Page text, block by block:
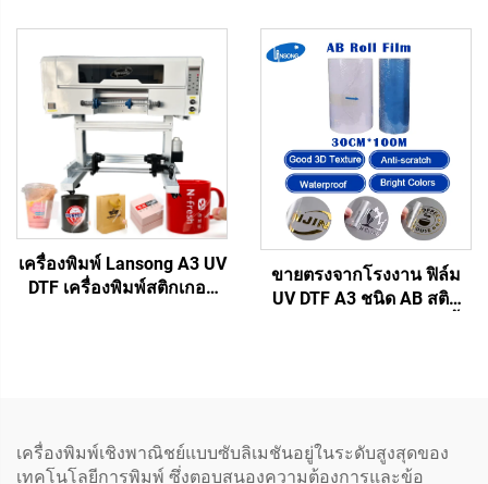
กระดาษลูกฟูก กระดาษ
คราฟท์ ทิชชู ผ้าเช็ดหน้า
ถ้วย แฟน
เต็ม สำหรับเสื้อยืด หมวก
และสิ่งทอทุกชนิด พร้อมเตา
Shaker
เครื่องพิมพ์ Lansong A3 UV
DTF เครื่องพิมพ์สติกเกอร์
ขายตรงจากโรงงาน ฟิล์ม
UV DTF A3 ชนิด AB สติก
เครื่องพิมพ์เชิงพาณิชย์แบบซับลิเมชันอยู่ในระดับสูงสุดของ
เทคโนโลยีการพิมพ์ ซึ่งตอบสนองความต้องการและข้อ